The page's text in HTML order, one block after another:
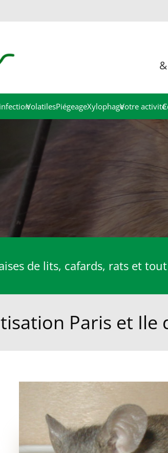
VolatilesPiégeageXylophageVotre activité
de lits, cafards, rats et
Paris et Ile